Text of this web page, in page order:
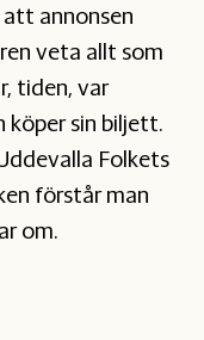
att annonsen
veta allt som
tiden, var
köper sin biljett.
Folkets
förstår man
om.